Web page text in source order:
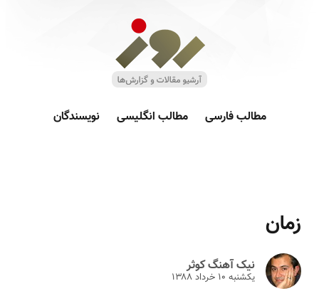
مطالب فارسی مطالب انگلیسی نویسندگان
زمان
نیک آهنگ کوثر
یکشنبه ۱۰ خرداد ۱۳۸۸